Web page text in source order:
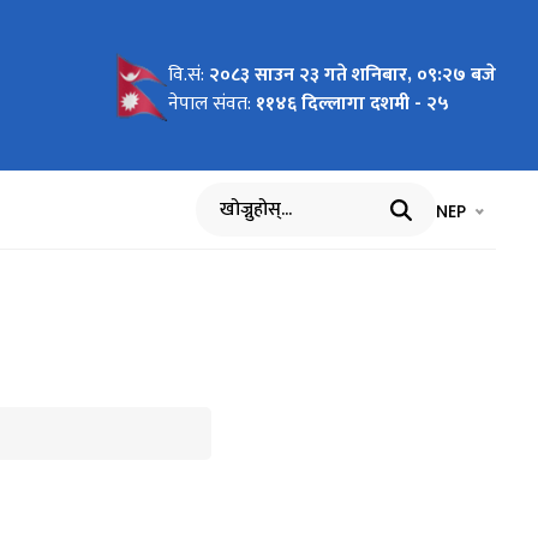
वि.सं: २०८३ साउन २३ गते शनिबार, ०९:२७ बजे
नेपाल संवत: ११४६ दिल्लागा दशमी - २५
खोज्नुहोस् भाषा चयन
NEP